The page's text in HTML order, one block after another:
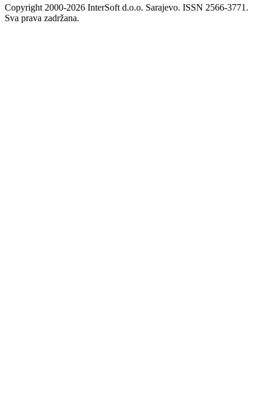
Copyright 2000-2026 InterSoft d.o.o. Sarajevo. ISSN 2566-3771.
Sva prava zadržana.